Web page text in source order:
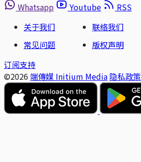
Whatsapp
Youtube
RSS
关于我们
联络我们
常见问题
版权声明
订阅支持
©2026 端傳媒 Initium Media 隐私政策